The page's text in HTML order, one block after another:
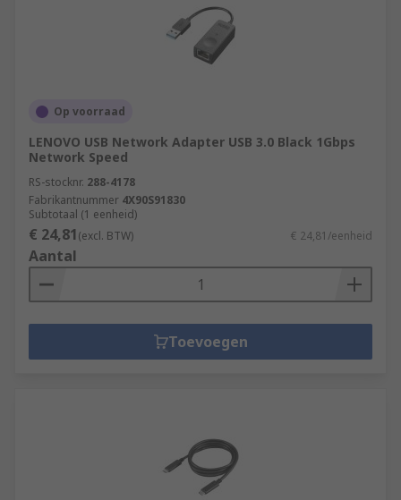
Op voorraad
LENOVO USB Network Adapter USB 3.0 Black 1Gbps
Network Speed
RS-stocknr. 288-4178
Fabrikantnummer 4X90S91830
Subtotaal (1 eenheid)
€ 24,81(excl. BTW) € 24,81/eenheid
Aantal
Toevoegen